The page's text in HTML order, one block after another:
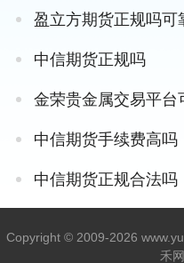
盈立方期货正规吗可
中信期货正规吗
金荣贵金属交易平台
中信期货手续费高吗
中信期货正规合法吗
Copyright © 2009-2026
禾